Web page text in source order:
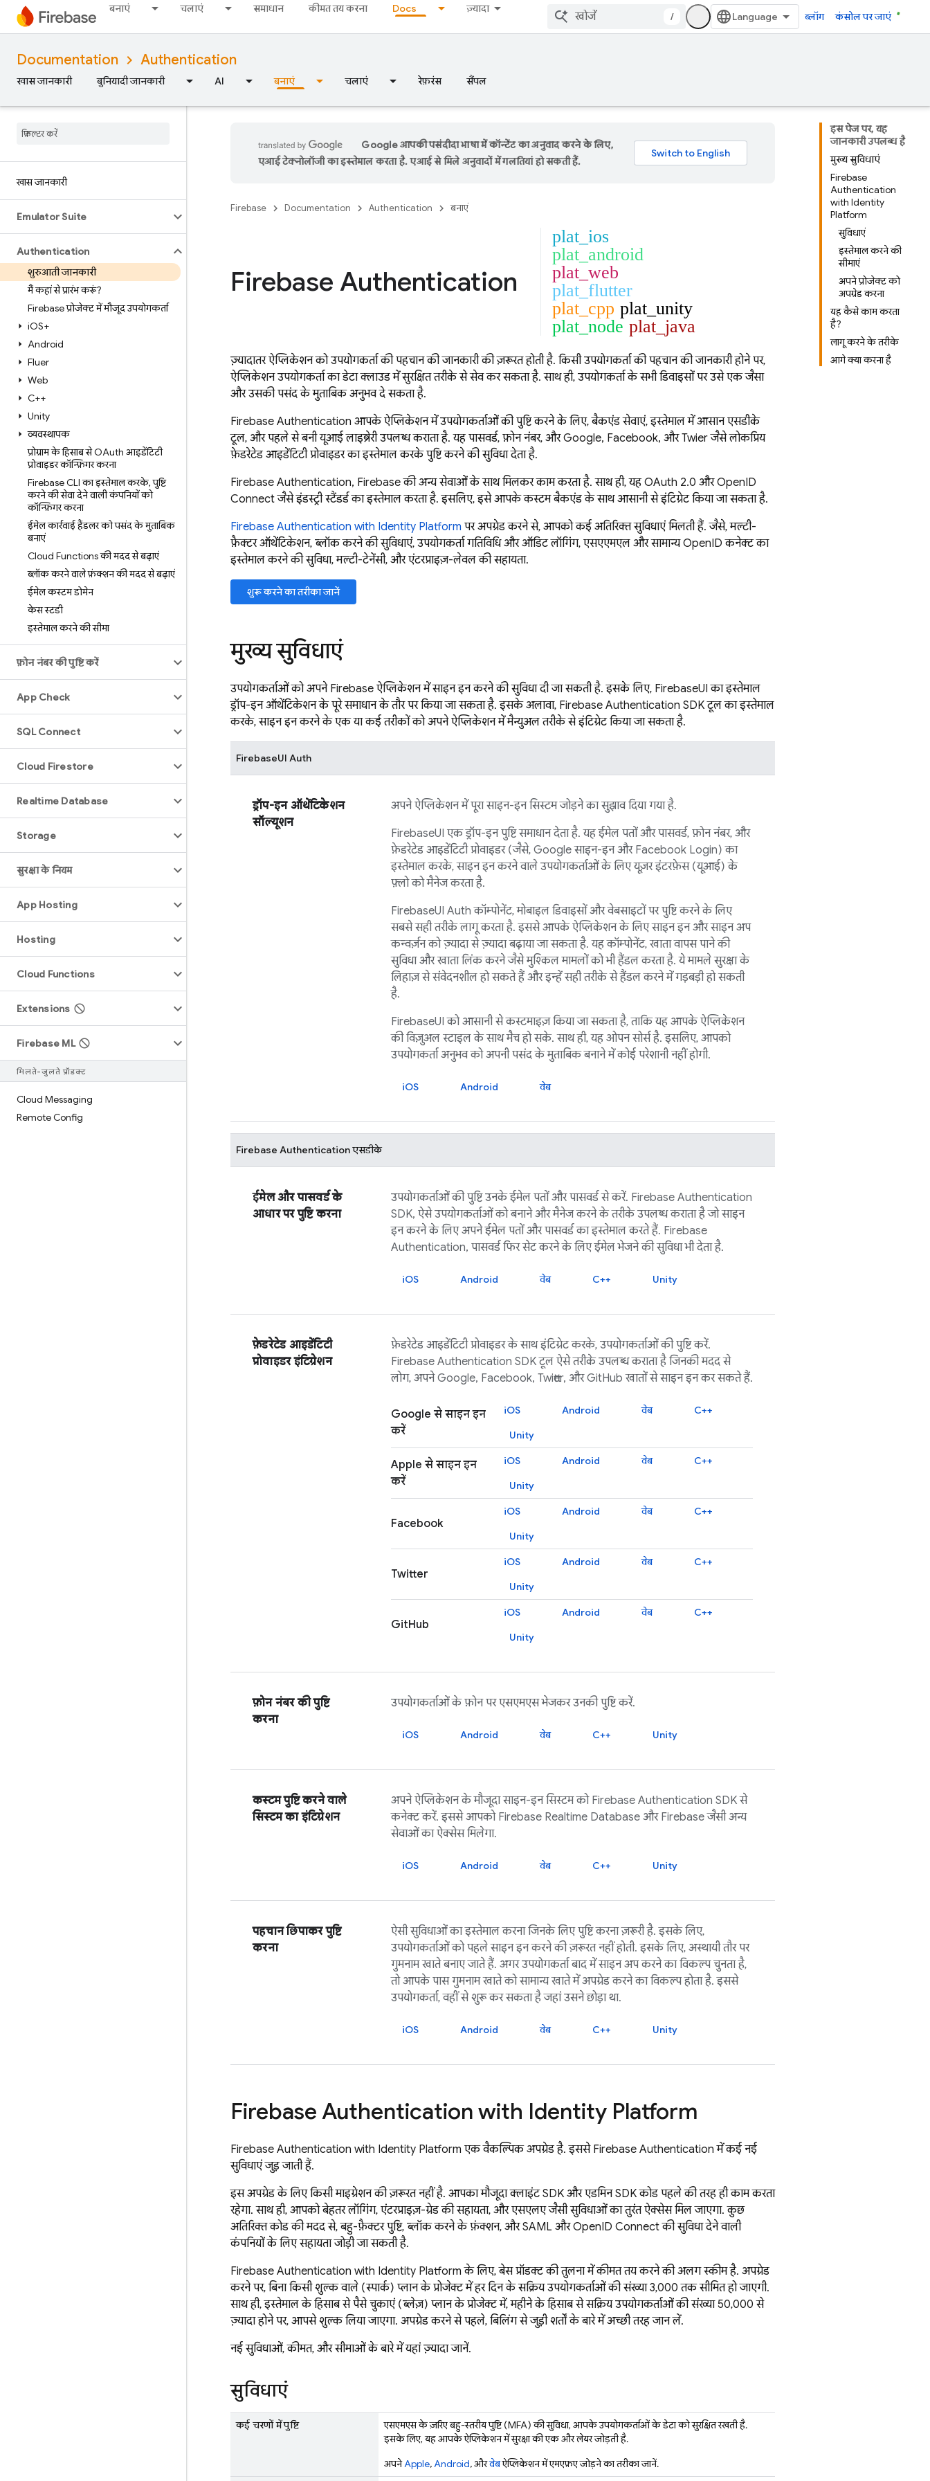
बनाएं चलाएं समाधान कीमत तय करना Docs ज़्यादा
/ ब्लॉग कंसोल पर जाएं
Documentation Authentication
खास जानकारी बुनियादी जानकारी AI बनाएं चलाएं रेफ़रंस सैंपल
खास जानकारी
Emulator Suite
Authentication
शुरुआती जानकारी
मैं कहां से प्रारंभ करूं?
Firebase प्रोजेक्ट में मौजूद उपयोगकर्ता
iOS+
Android
Flutter
Web
C++
Unity
व्यवस्थापक
प्रोग्राम के हिसाब से OAuth आइडेंटिटी
प्रोवाइडर कॉन्फ़िगर करना
Firebase CLI का इस्तेमाल करके,पुष्टि
करने की सेवा देने वाली कंपनियों को
कॉन्फ़िगर करना
ईमेल कार्रवाई हैंडलर को पसंद के मुताबिक
बनाएं
Cloud Functions की मदद से बढ़ाएं
ब्लॉक करने वाले फ़ंक्शन की मदद से बढ़ाएं
ईमेल कस्टम डोमेन
केस स्टडी
इस्तेमाल करने की सीमा
फ़ोन नंबर की पुष्टि करें
App Check
SQL Connect
Cloud Firestore
Realtime Database
Storage
सुरक्षा के नियम
App Hosting
Hosting
Cloud Functions
Extensions
Firebase ML
मिलते-जुलते प्रॉडक्ट
Cloud Messaging
Remote Config
इस पेज पर, यह
जानकारी उपलब्ध है
मुख्य सुविधाएं
Firebase
Authentication
with Identity
Platform
सुविधाएं
इस्तेमाल करने की
सीमाएं
अपने प्रोजेक्ट को
अपग्रेड करना
यह कैसे काम करता
है?
लागू करने के तरीके
आगे क्या करना है
Google आपकी पसंदीदा भाषा में कॉन्टेंट का अनुवाद करने के लिए,
एआई टेक्नोलॉजी का इस्तेमाल करता है. एआई से मिले अनुवादों में गलतियां हो सकती हैं.
Firebase Documentation Authentication बनाएं
Firebase Authentication
plat_ios
plat_android
plat_web
plat_flutter
plat_cpp plat_unity
plat_node plat_java
ज़्यादातर ऐप्लिकेशन को उपयोगकर्ता की पहचान की जानकारी की ज़रूरत होती है. किसी उपयोगकर्ता की पहचान की जानकारी होने पर,
ऐप्लिकेशन उपयोगकर्ता का डेटा क्लाउड में सुरक्षित तरीके से सेव कर सकता है. साथ ही, उपयोगकर्ता के सभी डिवाइसों पर उसे एक जैसा
और उसकी पसंद के मुताबिक अनुभव दे सकता है.
Firebase Authentication आपके ऐप्लिकेशन में उपयोगकर्ताओं की पुष्टि करने के लिए, बैकएंड सेवाएं, इस्तेमाल में आसान एसडीके
टूल, और पहले से बनी यूआई लाइब्रेरी उपलब्ध कराता है. यह पासवर्ड, फ़ोन नंबर, और Google, Facebook, और Twitter जैसे लोकप्रिय
फ़ेडरेटेड आइडेंटिटी प्रोवाइडर का इस्तेमाल करके पुष्टि करने की सुविधा देता है.
Firebase Authentication, Firebaseकी अन्य सेवाओं के साथ मिलकर काम करता है. साथ ही, यह OAuth 2.0 और OpenID
Connect जैसे इंडस्ट्री स्टैंडर्ड का इस्तेमाल करता है. इसलिए, इसे आपके कस्टम बैकएंड के साथ आसानी से इंटिग्रेट किया जा सकता है.
Firebase Authentication with Identity Platform पर अपग्रेड करने से, आपको कई अतिरिक्त सुविधाएं मिलती हैं. जैसे, मल्टी-
फ़ैक्टर ऑथेंटिकेशन, ब्लॉक करने की सुविधाएं, उपयोगकर्ता गतिविधि और ऑडिट लॉगिंग, एसएएमएल और सामान्य OpenID कनेक्ट का
इस्तेमाल करने की सुविधा, मल्टी-टेनेंसी, और एंटरप्राइज़-लेवल की सहायता.
शुरू करने का तरीका जानें
मुख्य सुविधाएं
उपयोगकर्ताओं को अपने Firebase ऐप्लिकेशन में साइन इन करने की सुविधा दी जा सकती है. इसके लिए, FirebaseUI का इस्तेमाल
ड्रॉप-इन ऑथेंटिकेशन के पूरे समाधान के तौर पर किया जा सकता है. इसके अलावा, Firebase Authentication SDK टूल का इस्तेमाल
करके, साइन इन करने के एक या कई तरीकों को अपने ऐप्लिकेशन में मैन्युअल तरीके से इंटिग्रेट किया जा सकता है.
FirebaseUI Auth
ड्रॉप-इन ऑथेंटिकेशन
सॉल्यूशन
अपने ऐप्लिकेशन में पूरा साइन-इन सिस्टम जोड़ने का सुझाव दिया गया है.
FirebaseUI एक ड्रॉप-इन पुष्टि समाधान देता है. यह ईमेल पतों और पासवर्ड, फ़ोन नंबर, और
फ़ेडरेटेड आइडेंटिटी प्रोवाइडर (जैसे, Google साइन-इन और Facebook Login) का
इस्तेमाल करके, साइन इन करने वाले उपयोगकर्ताओं के लिए यूज़र इंटरफ़ेस (यूआई) के
फ़्लो को मैनेज करता है.
FirebaseUI Auth कॉम्पोनेंट, मोबाइल डिवाइसों और वेबसाइटों पर पुष्टि करने के लिए
सबसे सही तरीके लागू करता है. इससे आपके ऐप्लिकेशन के लिए साइन इन और साइन अप
कन्वर्ज़न को ज़्यादा से ज़्यादा बढ़ाया जा सकता है. यह कॉम्पोनेंट, खाता वापस पाने की
सुविधा और खाता लिंक करने जैसे मुश्किल मामलों को भी हैंडल करता है. ये मामले सुरक्षा के
लिहाज़ से संवेदनशील हो सकते हैं और इन्हें सही तरीके से हैंडल करने में गड़बड़ी हो सकती
है.
FirebaseUI को आसानी से कस्टमाइज़ किया जा सकता है, ताकि यह आपके ऐप्लिकेशन
की विज़ुअल स्टाइल के साथ मैच हो सके. साथ ही, यह ओपन सोर्स है. इसलिए, आपको
उपयोगकर्ता अनुभव को अपनी पसंद के मुताबिक बनाने में कोई परेशानी नहीं होगी.
iOS Android वेब
Firebase Authenticationएसडीके
ईमेल और पासवर्ड के
आधार पर पुष्टि करना
उपयोगकर्ताओं की पुष्टि उनके ईमेल पतों और पासवर्ड से करें. Firebase Authentication
SDK, ऐसे उपयोगकर्ताओं को बनाने और मैनेज करने के तरीके उपलब्ध कराता है जो साइन
इन करने के लिए अपने ईमेल पतों और पासवर्ड का इस्तेमाल करते हैं. Firebase
Authentication, पासवर्ड फिर सेट करने के लिए ईमेल भेजने की सुविधा भी देता है.
iOS Android वेब C++ Unity
फ़ेडरेटेड आइडेंटिटी
प्रोवाइडर इंटिग्रेशन
फ़ेडरेटेड आइडेंटिटी प्रोवाइडर के साथ इंटिग्रेट करके, उपयोगकर्ताओं की पुष्टि करें.
Firebase Authentication SDK टूल ऐसे तरीके उपलब्ध कराता है जिनकी मदद से
लोग, अपने Google, Facebook, Twitter, और GitHub खातों से साइन इन कर सकते हैं.
Google से साइन इन
करें
iOS Android वेब
C++
Unity
Apple से साइन इन
करें
iOS Android वेब
C++
Unity
Facebook
iOS Android वेब
C++
Unity
Twitter
iOS Android वेब
C++
Unity
GitHub
iOS Android वेब
C++
Unity
फ़ोन नंबर की पुष्टि
करना
उपयोगकर्ताओं के फ़ोन पर एसएमएस भेजकर उनकी पुष्टि करें.
iOS Android वेब C++ Unity
कस्टम पुष्टि करने वाले
सिस्टम का इंटिग्रेशन
अपने ऐप्लिकेशन के मौजूदा साइन-इन सिस्टम को Firebase Authentication SDK से
कनेक्ट करें. इससे आपको Firebase Realtime Database और Firebaseजैसी अन्य
सेवाओं का ऐक्सेस मिलेगा.
iOS Android वेब C++ Unity
पहचान छिपाकर पुष्टि
करना
ऐसी सुविधाओं का इस्तेमाल करना जिनके लिए पुष्टि करना ज़रूरी है. इसके लिए,
उपयोगकर्ताओं को पहले साइन इन करने की ज़रूरत नहीं होती. इसके लिए, अस्थायी तौर पर
गुमनाम खाते बनाए जाते हैं. अगर उपयोगकर्ता बाद में साइन अप करने का विकल्प चुनता है,
तो आपके पास गुमनाम खाते को सामान्य खाते में अपग्रेड करने का विकल्प होता है. इससे
उपयोगकर्ता, वहीं से शुरू कर सकता है जहां उसने छोड़ा था.
iOS Android वेब C++ Unity
Firebase Authentication with Identity Platform
Firebase Authentication with Identity Platform एक वैकल्पिक अपग्रेड है. इससे Firebase Authentication में कई नई
सुविधाएं जुड़ जाती हैं.
इस अपग्रेड के लिए किसी माइग्रेशन की ज़रूरत नहीं है. आपका मौजूदा क्लाइंट SDK और एडमिन SDK कोड पहले की तरह ही काम करता
रहेगा. साथ ही, आपको बेहतर लॉगिंग, एंटरप्राइज़-ग्रेड की सहायता, और एसएलए जैसी सुविधाओं का तुरंत ऐक्सेस मिल जाएगा. कुछ
अतिरिक्त कोड की मदद से, बहु-फ़ैक्टर पुष्टि, ब्लॉक करने के फ़ंक्शन, और SAML और OpenID Connect की सुविधा देने वाली
कंपनियों के लिए सहायता जोड़ी जा सकती है.
Firebase Authentication with Identity Platform के लिए, बेस प्रॉडक्ट की तुलना में कीमत तय करने की अलग स्कीम है. अपग्रेड
करने पर, बिना किसी शुल्क वाले (स्पार्क) प्लान के प्रोजेक्ट में हर दिन के सक्रिय उपयोगकर्ताओं की संख्या 3,000 तक सीमित हो जाएगी.
साथ ही, इस्तेमाल के हिसाब से पैसे चुकाएं (ब्लेज़) प्लान के प्रोजेक्ट में, महीने के हिसाब से सक्रिय उपयोगकर्ताओं की संख्या 50,000 से
ज़्यादा होने पर, आपसे शुल्क लिया जाएगा. अपग्रेड करने से पहले, बिलिंग से जुड़ी शर्तों के बारे में अच्छी तरह जान लें.
नई सुविधाओं, कीमत, और सीमाओं के बारे में यहां ज़्यादा जानें.
सुविधाएं
कई चरणों में पुष्टि
एसएमएस के ज़रिए बहु-स्तरीय पुष्टि (MFA) की सुविधा, आपके उपयोगकर्ताओं के डेटा को सुरक्षित रखती है.
इसके लिए, यह आपके ऐप्लिकेशन में सुरक्षा की एक और लेयर जोड़ती है.
अपनेApple,Android, औरवेबऐप्लिकेशन में एमएफ़ए जोड़ने का तरीका जानें.